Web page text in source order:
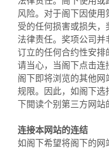
风险。对于阁下因使
受的任何损害或损失
法律责任。奖项公司并
订立的任何合约性安排
请当心，当阁下点击连
阁下即将浏览的其他
规限。因此，如阁下选
下閲读个别第三方网
连接本网站的连结
如阁下希望将阁下的网